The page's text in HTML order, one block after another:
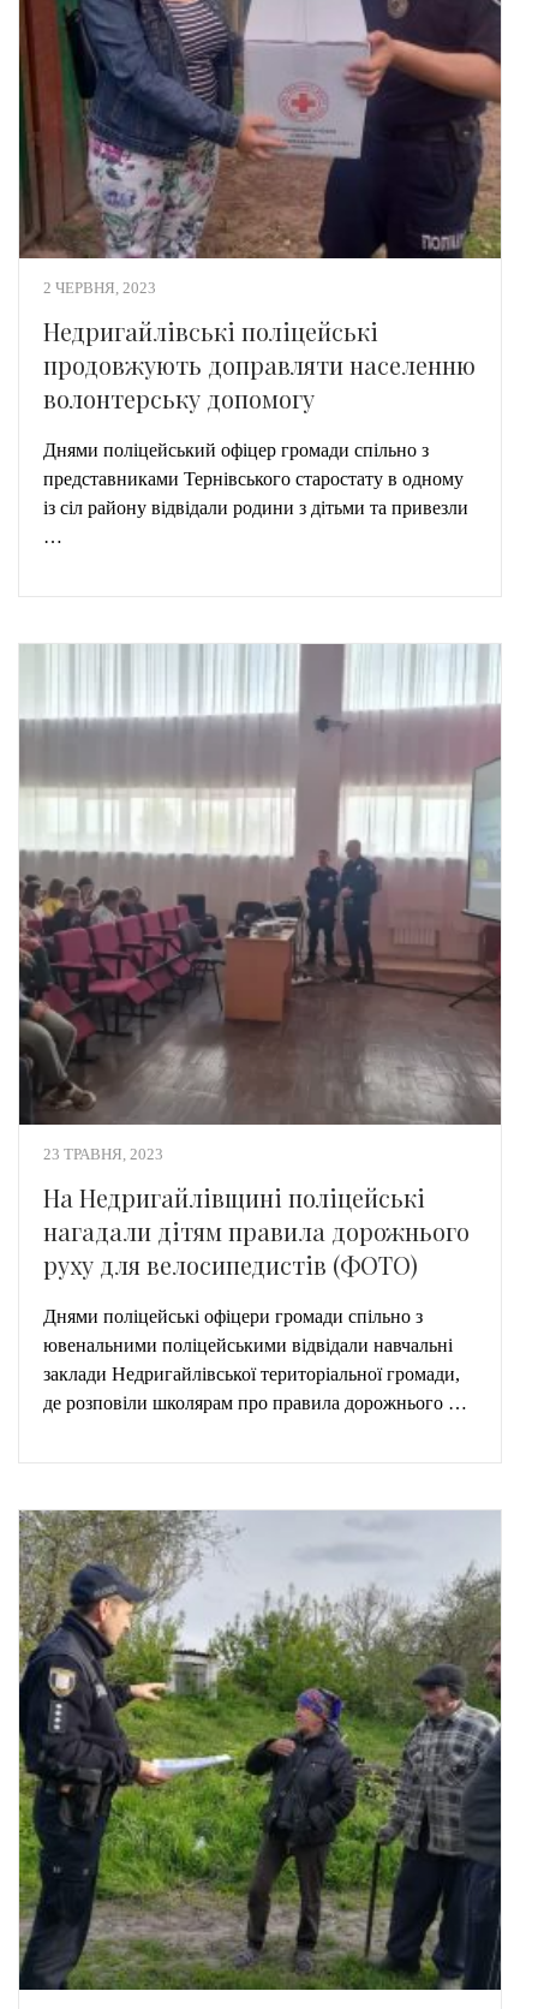
2 ЧЕРВНЯ, 2023
Недригайлівські поліцейські
продовжують доправляти населенню
волонтерську допомогу
Днями поліцейський офіцер громади спільно з
представниками Тернівського старостату в одному
із сіл району відвідали родини з дітьми та привезли
…
23 ТРАВНЯ, 2023
На Недригайлівщині поліцейські
нагадали дітям правила дорожнього
руху для велосипедистів (ФОТО)
Днями поліцейські офіцери громади спільно з
ювенальними поліцейськими відвідали навчальні
заклади Недригайлівської територіальної громади,
де розповіли школярам про правила дорожнього …